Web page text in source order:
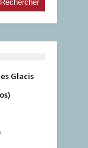
Glacis